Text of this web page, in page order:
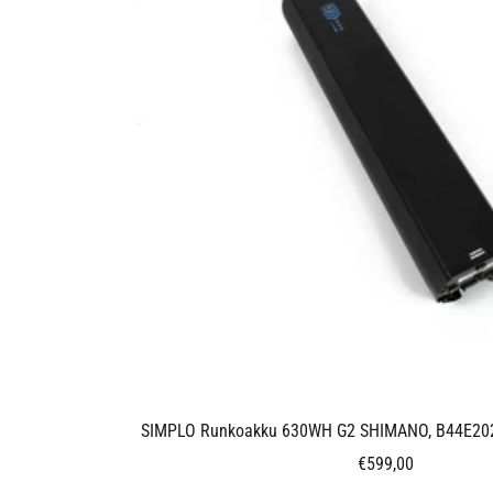
SIMPLO Runkoakku 630WH G2 SHIMANO,
Alennushinta
€599,00